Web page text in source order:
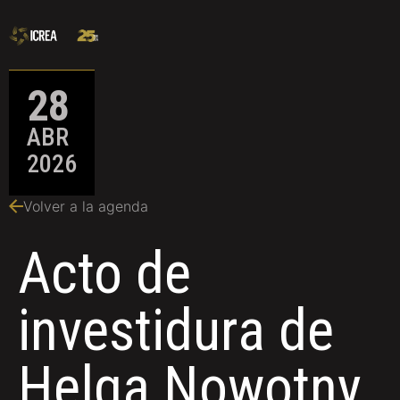
28
ABR
2026
Volver a la agenda
Acto de
investidura de